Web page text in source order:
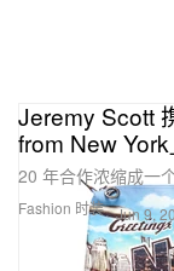
Fashion 时装
Jeremy Scott
from New
20 年合作浓缩成一
Jun 9,